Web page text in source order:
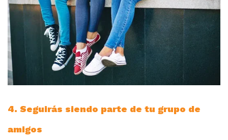
4. Seguirás siendo parte de tu grupo de
amigos